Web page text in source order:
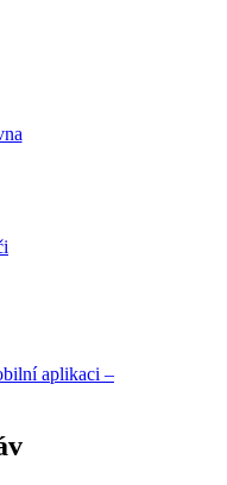
aplikaci –